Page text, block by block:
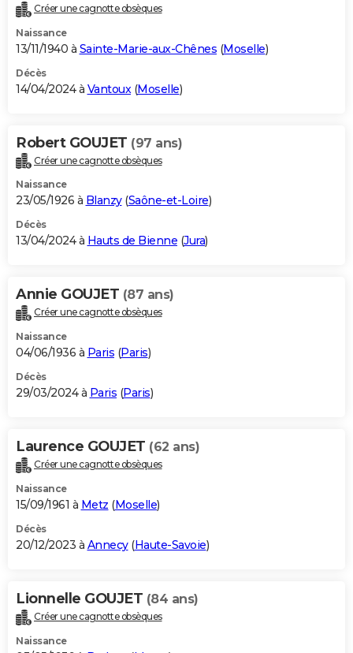
Créer une cagnotte obsèques
Naissance
13/11/1940 à Sainte-Marie-aux-Chênes (Moselle)
Décès
14/04/2024 à Vantoux (Moselle)
Robert GOUJET (97 ans)
Créer une cagnotte obsèques
Naissance
23/05/1926 à Blanzy(Saône-et-Loire)
Décès
13/04/2024 à Hauts de Bienne (Jura)
Annie GOUJET (87 ans)
Créer une cagnotte obsèques
Naissance
04/06/1936 à Paris (Paris)
Décès
29/03/2024 à Paris (Paris)
Laurence GOUJET (62 ans)
Créer une cagnotte obsèques
Naissance
15/09/1961 à Metz (Moselle)
Décès
20/12/2023 à Annecy(Haute-Savoie)
Lionnelle GOUJET (84 ans)
Créer une cagnotte obsèques
Naissance